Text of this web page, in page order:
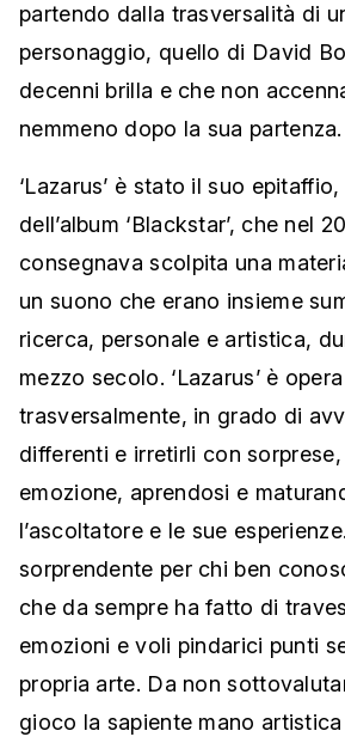
partendo dalla trasversalità di
personaggio, quello di David
decenni brilla e che non
nemmeno dopo la sua partenza.
‘Lazarus’ è stato il suo
dell’album ‘Blackstar’, che nel
consegnava scolpita una
un suono che erano insieme
ricerca, personale e artistica,
mezzo secolo. ‘Lazarus’ è
trasversalmente, in grado di
differenti e irretirli con
emozione, aprendosi e
l’ascoltatore e le sue
sorprendente per chi ben
che da sempre ha fatto di
emozioni e voli pindarici punti
propria arte. Da non
gioco la sapiente mano